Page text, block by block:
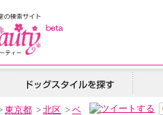
東京都 > 北区 > ベ